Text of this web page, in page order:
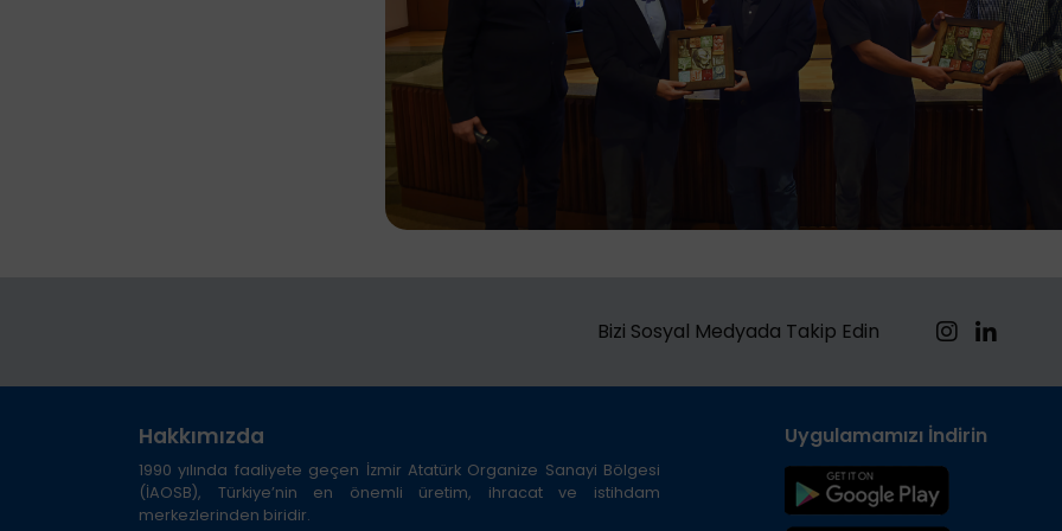
Bizi Sosyal Medyada Takip Edin
Hakkımızda
1990 yılında faaliyete geçen İzmir Atatürk Organize Sanayi Bölgesi
(İAOSB), Türkiye’nin en önemli üretim, ihracat ve istihdam
merkezlerinden biridir.
Uygulamamızı İndirin